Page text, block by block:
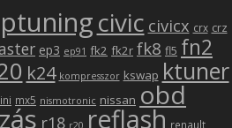
civic civicx crx crz
ep3 ep91 fk2 fk2r fk8 fl5 fn2
k24 kompresszor kswap ktuner
mx5 nismotronic nissan obd
r18 r20 reflash renault